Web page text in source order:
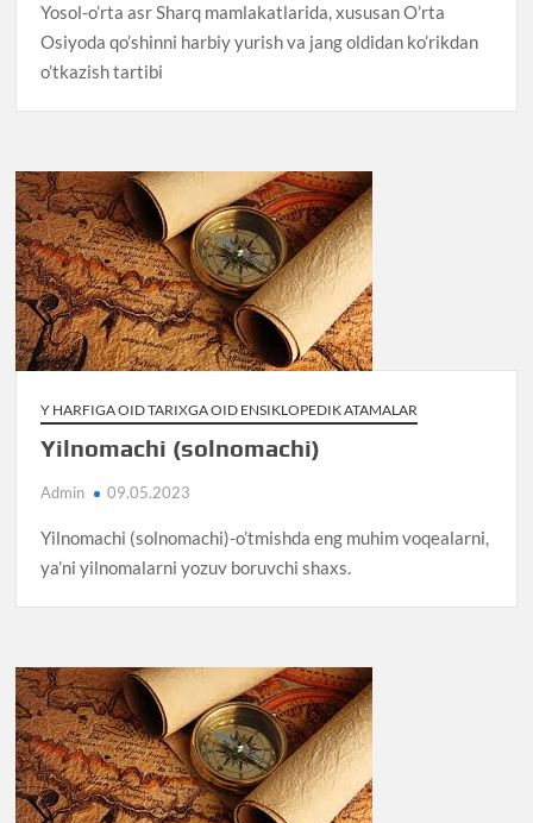
Yosol-o’rta asr Sharq mamlakatlarida, xususan O’rta
Osiyoda qo’shinni harbiy yurish va jang oldidan ko’rikdan
o’tkazish tartibi
Y HARFIGA OID TARIXGA OID ENSIKLOPEDIK ATAMALAR
Yilnomachi (solnomachi)
Admin 09.05.2023
Yilnomachi (solnomachi)-o’tmishda eng muhim voqealarni,
ya’ni yilnomalarni yozuv boruvchi shaxs.